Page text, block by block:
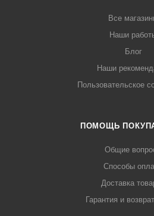
Все
Наши
Блог
Наши
Пользовательское
ПОМОЩЬ
Общие
Способы
Доставка
Гарантия и